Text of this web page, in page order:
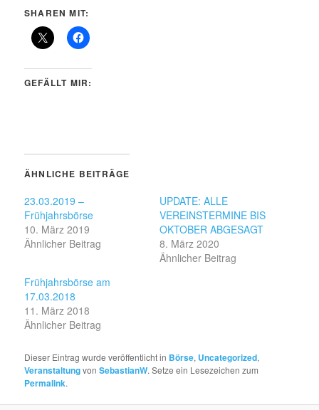
SHAREN MIT:
GEFÄLLT MIR:
ÄHNLICHE BEITRÄGE
23.03.2019 –
Frühjahrsbörse
10. März 2019
Ähnlicher Beitrag
UPDATE: ALLE
VEREINSTERMINE BIS
OKTOBER ABGESAGT
8. März 2020
Ähnlicher Beitrag
Frühjahrsbörse am
17.03.2018
11. März 2018
Ähnlicher Beitrag
Dieser Eintrag wurde veröffentlicht in Börse, Uncategorized,
VeranstaltungvonSebastianW. Setze ein Lesezeichen zum
Permalink.